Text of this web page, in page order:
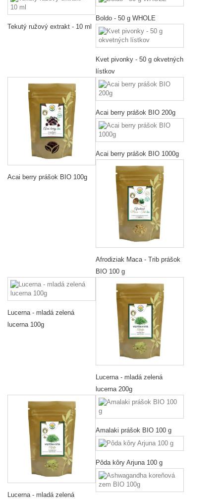
Tekutý ružový extrakt - 10 ml
Boldo - 50 g WHOLE
Kvet pivonky - 50 g okvetných
lístkov
Acai berry prášok BIO 100g
Acai berry prášok BIO 200g
Acai berry prášok BIO 1000g
Afrodiziak Maca - Trib prášok
BIO 100 g
Lucerna - mladá zelená
lucerna 100g
Lucerna - mladá zelená
lucerna 200g
Lucerna - mladá zelená
Amalaki prášok BIO 100 g
Pôda kôry Arjuna 100 g